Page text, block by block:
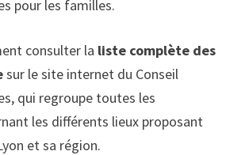
pour les familles.
consulter la liste complète des
sur le site internet du Conseil
qui regroupe toutes les
les différents lieux proposant
et sa région.